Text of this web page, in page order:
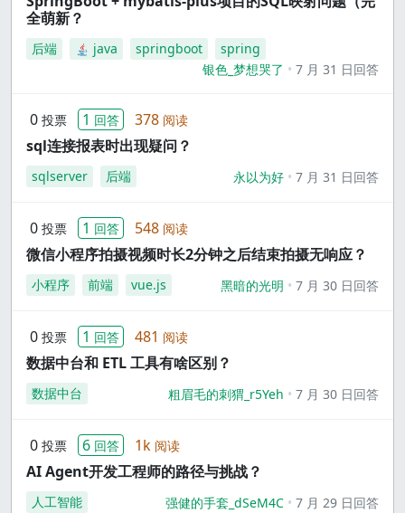
全萌新？
后端 java springboot
spring
银色_梦想哭了
7 月 31 日回答
0 投票 1 回答 378 阅读
sql连接报表时出现疑问？
sqlserver 后端 永以为好 7 月 31 日回答
0 投票 1 回答 548 阅读
微信小程序拍摄视频时长2分钟之后结束拍摄无响应？
小程序 前端 vue.js 黑暗的光明 7 月 30 日回答
0 投票 1 回答 481 阅读
数据中台和 ETL 工具有啥区别？
数据中台 粗眉毛的刺猬_r5Yeh 7 月 30 日回答
0 投票 6 回答 1k 阅读
AI Agent开发工程师的路径与挑战？
人工智能 强健的手套_dSeM4C 7 月 29 日回答